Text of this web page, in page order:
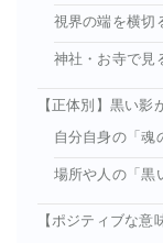
視界の端を横切
神社・お寺で見
【正体別】黒い
自分自身の「魂
場所や人の「黒
【ポジティブな